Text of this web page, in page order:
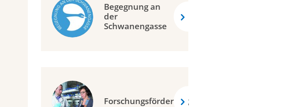
Begegnung an
der
Schwanengasse
Forschungsförderung